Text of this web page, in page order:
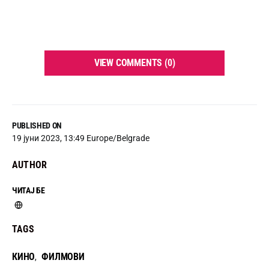
PUBLISHED ON
19 јуни 2023, 13:49 Europe/Belgrade
AUTHOR
ЧИТАЈ БЕ
TAGS
КИНО, ФИЛМОВИ
VIEW COMMENTS (0)